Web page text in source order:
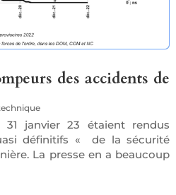
des accidents de
31 janvier 23 étaient rendus
définitifs « de la sécurité
La presse en a beaucoup